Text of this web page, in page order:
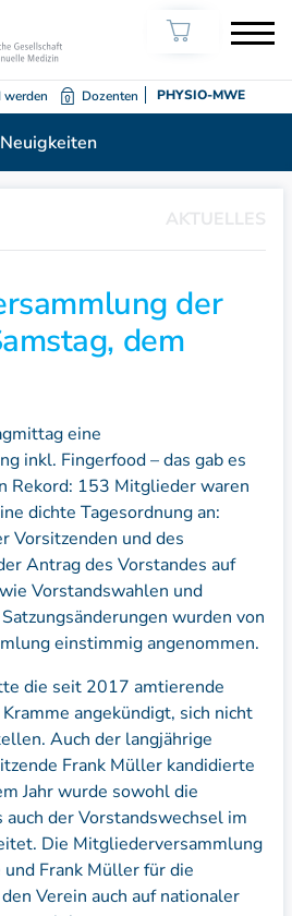
Dozenten PHYSIO-MWE
Neuigkeiten
AKTUELLES
der
dem
eine
inkl. Fingerfood – das gab es
Rekord: 153 Mitglieder waren
dichte Tagesordnung an:
Vorsitzenden und des
Antrag des Vorstandes auf
Vorstandswahlen und
wurden von
einstimmig angenommen.
die seit 2017 amtierende
angekündigt, sich nicht
Auch der langjährige
Frank Müller kandidierte
Jahr wurde sowohl die
auch der Vorstandswechsel im
Die Mitgliederversammlung
Frank Müller für die
Verein auch auf nationaler